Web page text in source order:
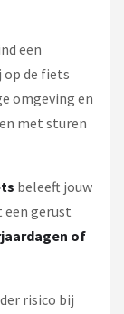
een
de fiets
omgeving en
met sturen
beleeft jouw
gerust
of
risico bij